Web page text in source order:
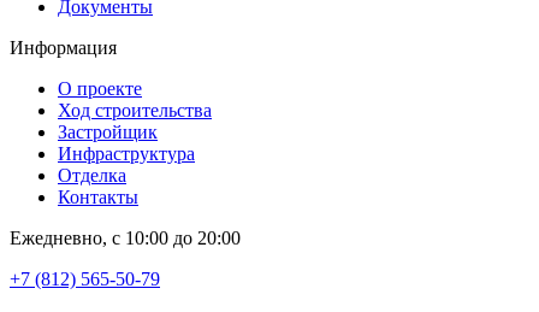
Документы
Информация
О проекте
Ход строительства
Застройщик
Инфраструктура
Отделка
Контакты
Ежедневно, с 10:00 до 20:00
+7 (812) 565-50-79